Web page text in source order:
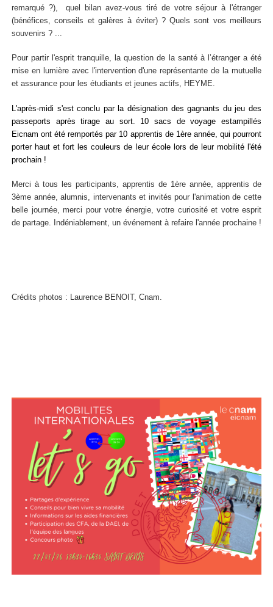
remarqué ?), quel bilan avez-vous tiré de votre séjour à l'étranger
(bénéfices, conseils et galères à éviter) ? Quels sont vos meilleurs
souvenirs ? ...
Pour partir l'esprit tranquille, la question de la santé à l’étranger a été
mise en lumière avec l'intervention d'une représentante de la mutuelle
et assurance pour les étudiants et jeunes actifs, HEYME.
L'après-midi s'est conclu par la désignation des gagnants du jeu des
passeports après tirage au sort. 10 sacs de voyage estampillés
Eicnam ont été remportés par 10 apprentis de 1ère année, qui pourront
porter haut et fort les couleurs de leur école lors de leur mobilité l'été
prochain !
Merci à tous les participants, apprentis de 1ère année, apprentis de
3ème année, alumnis, intervenants et invités pour l'animation de cette
belle journée, merci pour votre énergie, votre curiosité et votre esprit
de partage. Indéniablement, un événement à refaire l'année prochaine !
Crédits photos : Laurence BENOIT, Cnam.